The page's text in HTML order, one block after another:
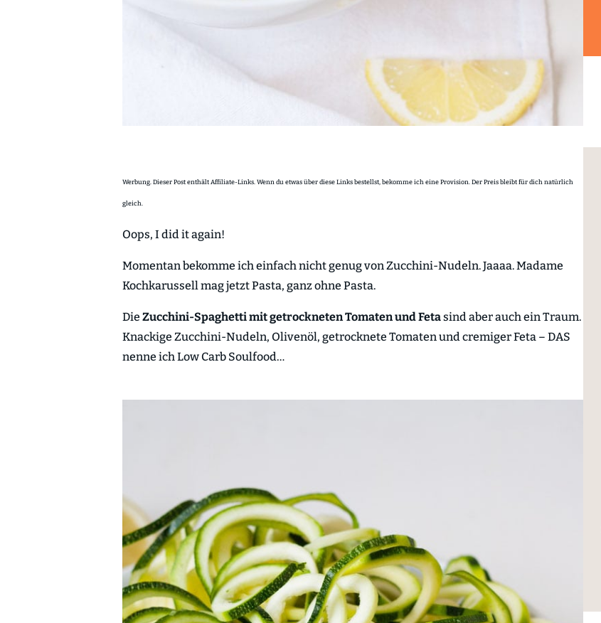
Werbung. Dieser Post enthält Affiliate-Links. Wenn du etwas über diese Links bestellst, bekomme ich eine Provision. Der Preis bleibt für dich natürlich
gleich.
Oops, I did it again!
Momentan bekomme ich einfach nicht genug von Zucchini-Nudeln. Jaaaa. Madame
Kochkarussell mag jetzt Pasta, ganz ohne Pasta.
Die Zucchini-Spaghetti mit getrockneten Tomaten und Fetasind aber auch ein Traum.
Knackige Zucchini-Nudeln, Olivenöl, getrocknete Tomaten und cremiger Feta – DAS
nenne ich Low Carb Soulfood…